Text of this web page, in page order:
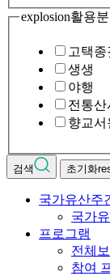
explosion활용
고택종
생생
야행
전통산
향교서
검색 초기화
국가유산주
국가
프로그램
전체보
참여